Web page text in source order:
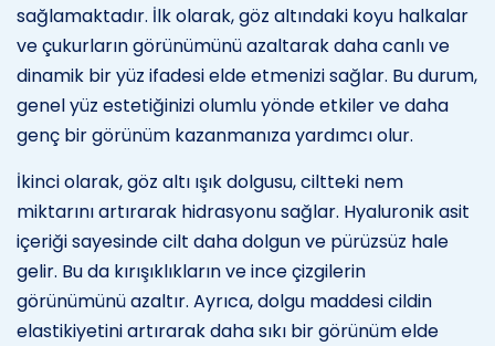
sağlamaktadır. İlk olarak, göz altındaki koyu halkalar
ve çukurların görünümünü azaltarak daha canlı ve
dinamik bir yüz ifadesi elde etmenizi sağlar. Bu durum,
genel yüz estetiğinizi olumlu yönde etkiler ve daha
genç bir görünüm kazanmanıza yardımcı olur.
İkinci olarak, göz altı ışık dolgusu, ciltteki nem
miktarını artırarak hidrasyonu sağlar. Hyaluronik asit
içeriği sayesinde cilt daha dolgun ve pürüzsüz hale
gelir. Bu da kırışıklıkların ve ince çizgilerin
görünümünü azaltır. Ayrıca, dolgu maddesi cildin
elastikiyetini artırarak daha sıkı bir görünüm elde